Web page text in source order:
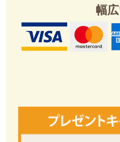
幅